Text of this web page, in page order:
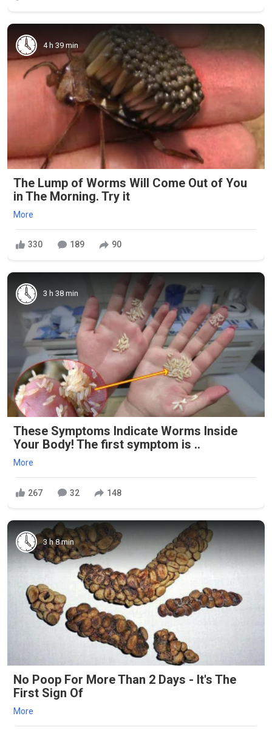
4 h 39 min
The Lump of Worms Will Come Out of You
in The Morning. Try it
More
330 189 90
3 h 38 min
These Symptoms Indicate Worms Inside
Your Body! The first symptom is ..
More
267 32 148
3 h 8 min
No Poop For More Than 2 Days - It's The
First Sign Of
More